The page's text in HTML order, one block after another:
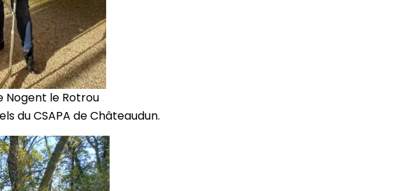
Nogent le Rotrou
du CSAPA de Châteaudun.